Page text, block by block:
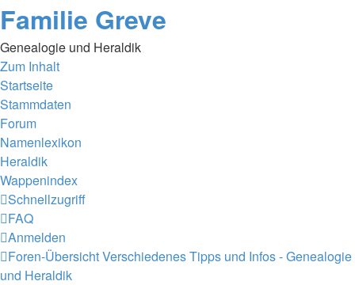
Familie Greve
Genealogie und Heraldik
Zum Inhalt
Startseite
Stammdaten
Forum
Namenlexikon
Heraldik
Wappenindex
Schnellzugriff
FAQ
Anmelden
Foren-ÜbersichtVerschiedenesTipps und Infos - Genealogie
und Heraldik